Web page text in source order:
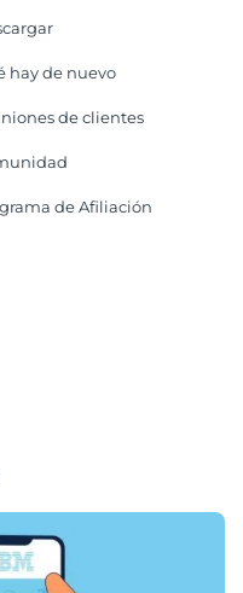
hay de nuevo
de clientes
de Afiliación